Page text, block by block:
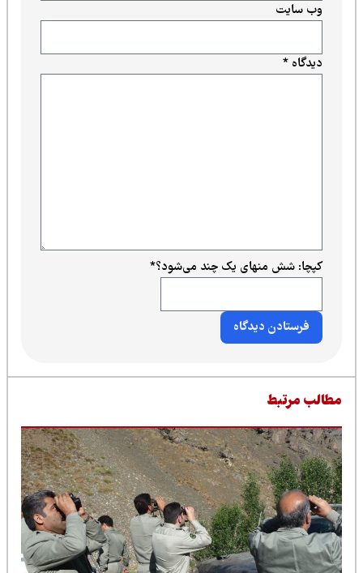
دیدگاه*
وب‌ سایت
کپچا: شش منهای یک چند می‌شود؟*
مرتبط